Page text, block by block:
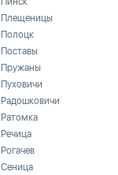
Плещеницы
Полоцк
Поставы
Пружаны
Пуховичи
Радошковичи
Ратомка
Речица
Рогачев
Сеница